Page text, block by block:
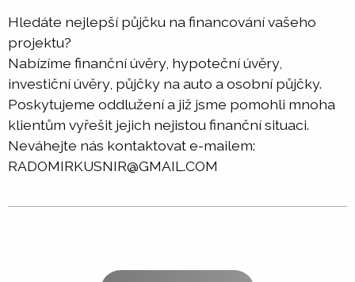
Hledáte nejlepší půjčku na financování vašeho
projektu?
Nabízíme finanční úvěry, hypoteční úvěry,
investiční úvěry, půjčky na auto a osobní půjčky.
Poskytujeme oddlužení a již jsme pomohli mnoha
klientům vyřešit jejich nejistou finanční situaci.
Neváhejte nás kontaktovat e-mailem:
RADOMIRKUSNIR@GMAIL.COM